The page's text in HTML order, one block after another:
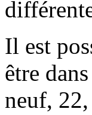
Il est
être
neuf,